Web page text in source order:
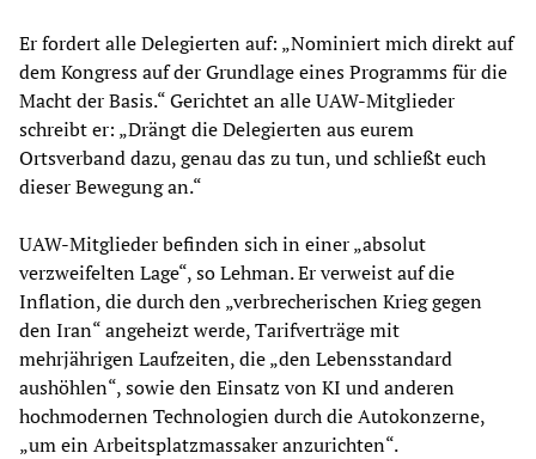
Er fordert alle Delegierten auf: „Nominiert mich direkt auf
dem Kongress auf der Grundlage eines Programms für die
Macht der Basis.“ Gerichtet an alle UAW-Mitglieder
schreibt er: „Drängt die Delegierten aus eurem
Ortsverband dazu, genau das zu tun, und schließt euch
dieser Bewegung an.“
UAW-Mitglieder befinden sich in einer „absolut
verzweifelten Lage“, so Lehman. Er verweist auf die
Inflation, die durch den „verbrecherischen Krieg gegen
den Iran“ angeheizt werde, Tarifverträge mit
mehrjährigen Laufzeiten, die „den Lebensstandard
aushöhlen“, sowie den Einsatz von KI und anderen
hochmodernen Technologien durch die Autokonzerne,
„um ein Arbeitsplatzmassaker anzurichten“.